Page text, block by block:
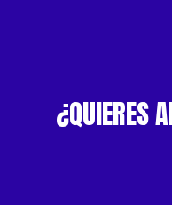
¿QUIERES